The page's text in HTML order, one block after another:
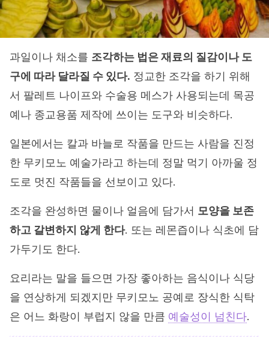
과일이나 채소를 조각하는 법은 재료의 질감이나 도
구에 따라 달라질 수 있다. 정교한 조각을 하기 위해
서 팔레트 나이프와 수술용 메스가 사용되는데 목공
예나 종교용품 제작에 쓰이는 도구와 비슷하다.
일본에서는 칼과 바늘로 작품을 만드는 사람을 진정
한 무키모노 예술가라고 하는데 정말 먹기 아까울 정
도로 멋진 작품들을 선보이고 있다.
조각을 완성하면 물이나 얼음에 담가서 모양을 보존
하고 갈변하지 않게 한다. 또는 레몬즙이나 식초에 담
가두기도 한다.
요리라는 말을 들으면 가장 좋아하는 음식이나 식당
을 연상하게 되겠지만 무키모노 공예로 장식한 식탁
은 어느 화랑이 부럽지 않을 만큼 예술성이 넘친다.